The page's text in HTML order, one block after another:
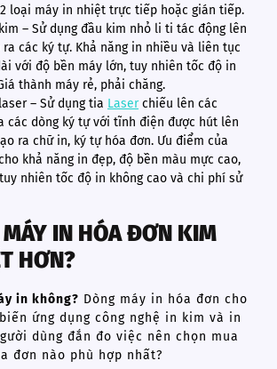
loại máy in nhiệt trực tiếp hoặc gián tiếp.
– Sử dụng đầu kim nhỏ li ti tác động lên
các ký tự. Khả năng in nhiều và liên tục
với độ bền máy lớn, tuy nhiên tốc độ in
thành máy rẻ, phải chăng.
– Sử dụng tia Laserchiếu lên các
các dòng ký tự với tĩnh điện được hút lên
ra chữ in, ký tự hóa đơn. Ưu điểm của
khả năng in đẹp, độ bền màu mực cao,
nhiên tốc độ in không cao và chi phí sử
MÁY IN HÓA ĐƠN KIM
HƠN?
in không? Dòng máy in hóa đơn cho
ứng dụng công nghệ in kim và in
dùng đắn đo việc nên chọn mua
đơn nào phù hợp nhất?